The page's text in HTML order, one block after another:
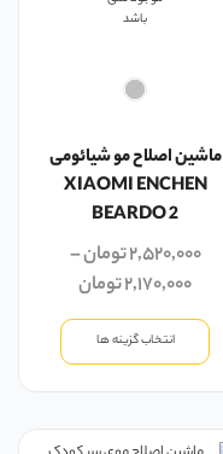
باشد
ماشین اصلاح مو شیائومی
XIAOMI ENCHEN
BEARDO 2
۲,۵۲۰,۰۰۰تومان–
۲,۱۷۰,۰۰۰تومان
انتخاب گزینه ها